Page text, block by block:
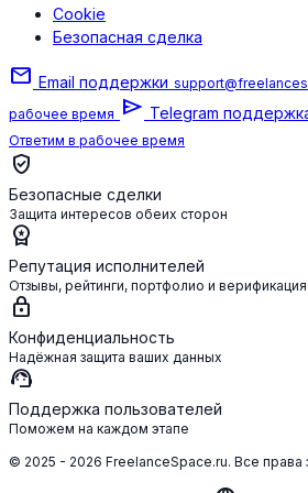
Cookie
Безопасная сделка
mail Email поддержки
рабочее время send Telegram
Ответим в рабочее время
verified_user
Безопасные сделки
Защита интересов обеих сторон
workspace_premium
Репутация исполнителей
Отзывы, рейтинги, портфолио и верификация
lock
Конфиденциальность
Надёжная защита ваших данных
support_agent
Поддержка пользователей
Поможем на каждом этапе
© 2025 - 2026 FreelanceSpace.ru. Все